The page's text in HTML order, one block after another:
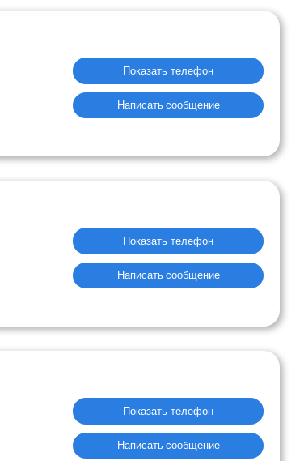
Показать телефон
Написать сообщение
Показать телефон
Написать сообщение
Показать телефон
Написать сообщение